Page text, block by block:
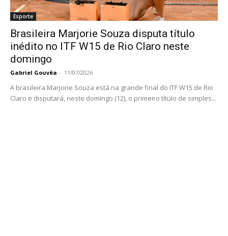
Esporte
Brasileira Marjorie Souza disputa título
inédito no ITF W15 de Rio Claro neste
domingo
Gabriel Gouvêa - 11/07/2026
A brasileira Marjorie Souza está na grande final do ITF W15 de Rio
Claro e disputará, neste domingo (12), o primeiro título de simples...